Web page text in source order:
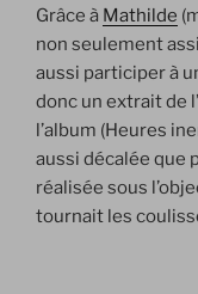
Grâce à Mathilde
non seulement
aussi participer à
donc un extrait de
l’album (Heures
aussi décalée que
réalisée sous
tournait les